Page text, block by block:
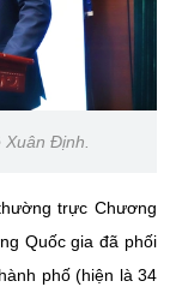
Xuân Định.
trực Chương
Quốc gia đã phối
phố (hiện là 34